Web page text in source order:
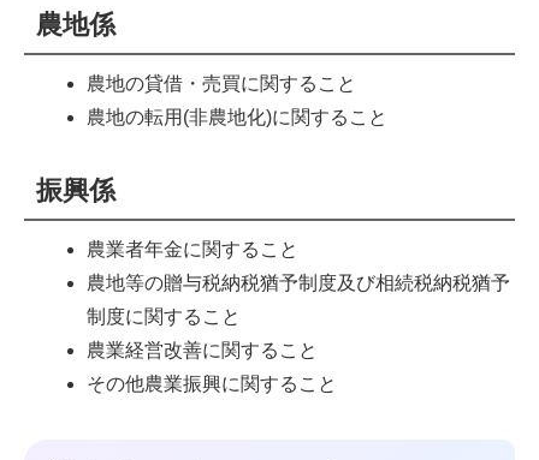
農地係
農地の貸借・売買に関すること
農地の転用(非農地化)に関すること
振興係
農業者年金に関すること
農地等の贈与税納税猶予制度及び相続税納税猶予
制度に関すること
農業経営改善に関すること
その他農業振興に関すること